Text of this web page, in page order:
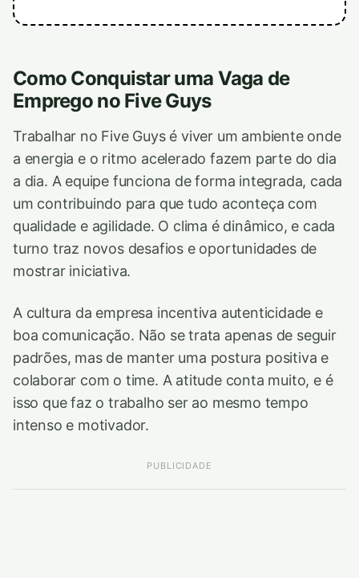
Como Conquistar uma Vaga de
Emprego no Five Guys
Trabalhar no Five Guys é viver um ambiente onde
a energia e o ritmo acelerado fazem parte do dia
a dia. A equipe funciona de forma integrada, cada
um contribuindo para que tudo aconteça com
qualidade e agilidade. O clima é dinâmico, e cada
turno traz novos desafios e oportunidades de
mostrar iniciativa.
A cultura da empresa incentiva autenticidade e
boa comunicação. Não se trata apenas de seguir
padrões, mas de manter uma postura positiva e
colaborar com o time. A atitude conta muito, e é
isso que faz o trabalho ser ao mesmo tempo
intenso e motivador.
PUBLICIDADE